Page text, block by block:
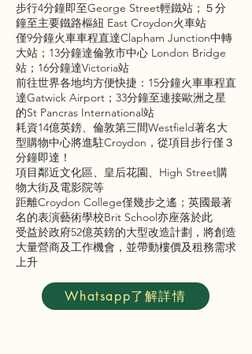
步行4分鐘即至George Street輕鐵站；５分
鐘至主要鐵路樞紐 East Croydon火車站
僅9分鐘火車車程直達Clapham Junction中轉
大站；13分鐘達倫敦市中心 London Bridge
站；16分鐘達Victoria站
前往世界各地均方便快捷：15分鐘火車車程直
達Gatwick Airport；33分鐘至連接歐洲之星
的St Pancras International站
耗資14億英鎊、倫敦第三間Westfield著名大
型購物中心將進駐Croydon，從項目步行僅３
分鐘即達！
項目鄰近文化區、皇后花園、High Street購
物大街及電影院等
距離Croydon College僅幾步之遙；英國最著
名的表演藝術學校Brit School亦座落於此
受益於政府52億英鎊的大型改造計劃，將創造
大量營商及工作機會，並帶動樓價及租務需求
上升
Whatsapp了解詳情